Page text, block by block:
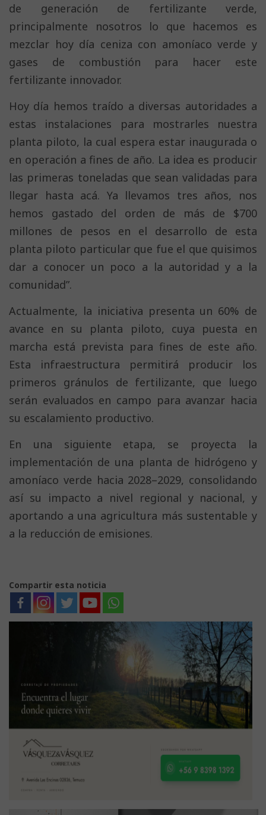
de generación de fertilizante verde,
principalmente nosotros lo que hacemos es
mezclar hoy día ceniza con amoníaco verde y
gases de combustión para hacer este
fertilizante innovador.
Hoy día hemos traído a diversas autoridades a
estas instalaciones para mostrarles nuestra
planta piloto, la cual espera estar inaugurada o
en operación a fines de año. La idea es producir
las primeras toneladas que sean validadas para
llegar hasta acá. Ya llevamos tres años, nos
hemos gastado del orden de más de $700
millones de pesos en el desarrollo de esta
planta piloto particular que fue el que quisimos
dar a conocer un poco a la autoridad y a la
comunidad”.
Actualmente, la iniciativa presenta un 60% de
avance en su planta piloto, cuya puesta en
marcha está prevista para fines de este año.
Esta infraestructura permitirá producir los
primeros gránulos de fertilizante, que luego
serán evaluados en campo para avanzar hacia
su escalamiento productivo.
En una siguiente etapa, se proyecta la
implementación de una planta de hidrógeno y
amoníaco verde hacia 2028–2029, consolidando
así su impacto a nivel regional y nacional, y
aportando a una agricultura más sustentable y
a la reducción de emisiones.
Compartir esta noticia